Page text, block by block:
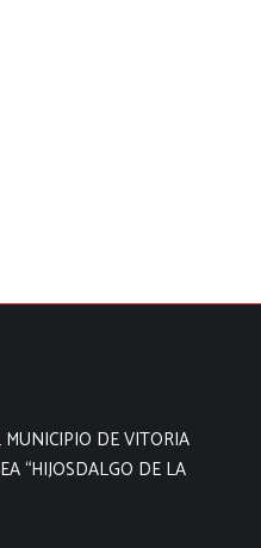
MUNICIPIO DE VITORIA
“HIJOSDALGO DE LA